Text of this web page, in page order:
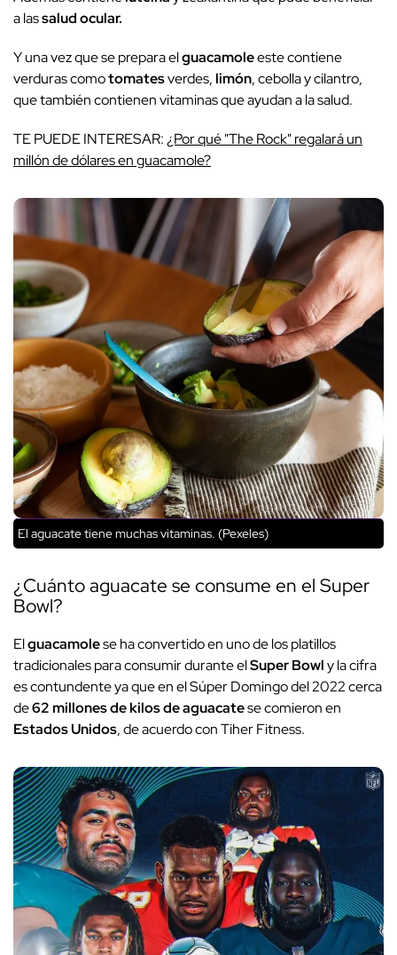
a lassalud ocular.
Y una vez que se prepara elguacamoleeste contiene
verduras comotomatesverdes,limón, cebolla y cilantro,
que también contienen vitaminas que ayudan a la salud.
TE PUEDE INTERESAR:¿Por qué "The Rock" regalará un
millón de dólares en guacamole?
El aguacate tiene muchas vitaminas. (Pexeles)
¿Cuánto aguacate se consume en el Super
Bowl?
Elguacamolese ha convertido en uno de los platillos
tradicionales para consumir durante elSuper Bowly la cifra
es contundente ya que en el Súper Domingo del 2022 cerca
de62 millones de kilos de aguacatese comieron en
Estados Unidos, de acuerdo con Tiher Fitness.